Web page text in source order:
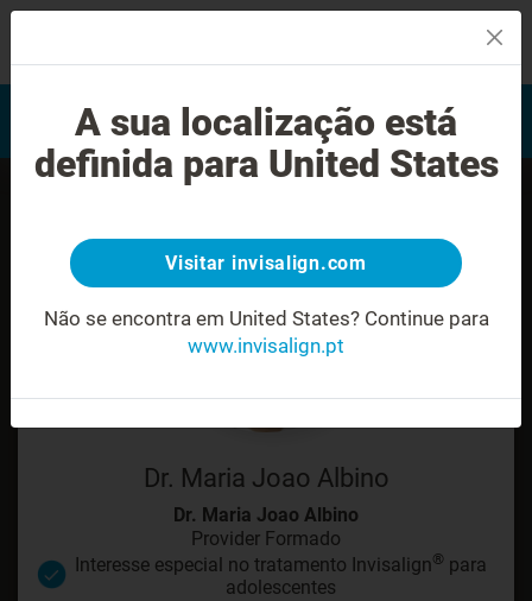
Avaliação do sorriso
Encontrar um Invisalign
provider
Dr. Maria Joao Albino
Dr. Maria Joao Albino
Provider Formado
Interesse especial no tratamento Invisalign® para
adolescentes
A sua localização está
definida para United States
Visitar invisalign.com
Não se encontra em United States? Continue para
www.invisalign.pt